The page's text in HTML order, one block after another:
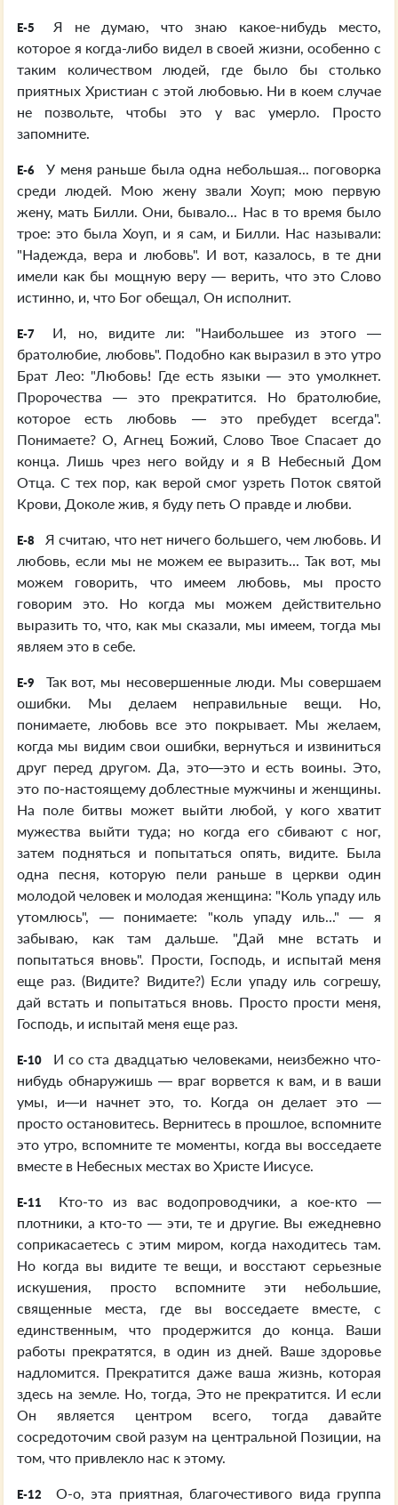
E-5
Я не думаю, что знаю какое-нибудь место,
которое я когда-либо видел в своей жизни, особенно с
таким количеством людей, где было бы столько
приятных Христиан с этой любовью. Ни в коем случае
не позвольте, чтобы это у вас умерло. Просто
запомните.
E-6
У меня раньше была одна небольшая... поговорка
среди людей. Мою жену звали Хоуп; мою первую
жену, мать Билли. Они, бывало... Нас в то время было
трое: это была Хоуп, и я сам, и Билли. Нас называли:
"Надежда, вера и любовь". И вот, казалось, в те дни
имели как бы мощную веру — верить, что это Слово
истинно, и, что Бог обещал, Он исполнит.
E-7
И, но, видите ли: "Наибольшее из этого —
братолюбие, любовь". Подобно как выразил в это утро
Брат Лео: "Любовь! Где есть языки — это умолкнет.
Пророчества — это прекратится. Но братолюбие,
которое есть любовь — это пребудет всегда".
Понимаете? О, Агнец Божий, Слово Твое Спасает до
конца. Лишь чрез него войду и я В Небесный Дом
Отца. С тех пор, как верой смог узреть Поток святой
Крови, Доколе жив, я буду петь О правде и любви.
E-8
Я считаю, что нет ничего большего, чем любовь. И
любовь, если мы не можем ее выразить... Так вот, мы
можем говорить, что имеем любовь, мы просто
говорим это. Но когда мы можем действительно
выразить то, что, как мы сказали, мы имеем, тогда мы
являем это в себе.
E-9
Так вот, мы несовершенные люди. Мы совершаем
ошибки. Мы делаем неправильные вещи. Но,
понимаете, любовь все это покрывает. Мы желаем,
когда мы видим свои ошибки, вернуться и извиниться
друг перед другом. Да, это—это и есть воины. Это,
это по-настоящему доблестные мужчины и женщины.
На поле битвы может выйти любой, у кого хватит
мужества выйти туда; но когда его сбивают с ног,
затем подняться и попытаться опять, видите. Была
одна песня, которую пели раньше в церкви один
молодой человек и молодая женщина: "Коль упаду иль
утомлюсь", — понимаете: "коль упаду иль..." — я
забываю, как там дальше. "Дай мне встать и
попытаться вновь". Прости, Господь, и испытай меня
еще раз. (Видите? Видите?) Если упаду иль согрешу,
дай встать и попытаться вновь. Просто прости меня,
Господь, и испытай меня еще раз.
E-10
И со ста двадцатью человеками, неизбежно что-
нибудь обнаружишь — враг ворвется к вам, и в ваши
умы, и—и начнет это, то. Когда он делает это —
просто остановитесь. Вернитесь в прошлое, вспомните
это утро, вспомните те моменты, когда вы восседаете
вместе в Небесных местах во Христе Иисусе.
E-11
Кто-то из вас водопроводчики, а кое-кто —
плотники, а кто-то — эти, те и другие. Вы ежедневно
соприкасаетесь с этим миром, когда находитесь там.
Но когда вы видите те вещи, и восстают серьезные
искушения, просто вспомните эти небольшие,
священные места, где вы восседаете вместе, с
единственным, что продержится до конца. Ваши
работы прекратятся, в один из дней. Ваше здоровье
надломится. Прекратится даже ваша жизнь, которая
здесь на земле. Но, тогда, Это не прекратится. И если
Он является центром всего, тогда давайте
сосредоточим свой разум на центральной Позиции, на
том, что привлекло нас к этому.
E-12
О-о, эта приятная, благочестивого вида группа